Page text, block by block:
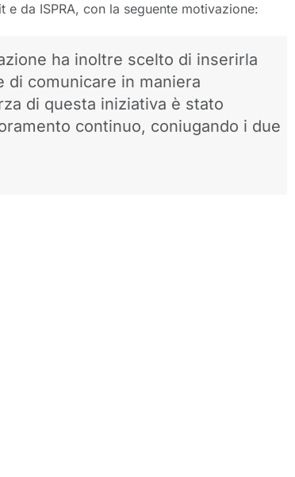
e da ISPRA, con la seguente motivazione:
ha inoltre scelto di inserirla
di comunicare in maniera
di questa iniziativa è stato
continuo, coniugando i due